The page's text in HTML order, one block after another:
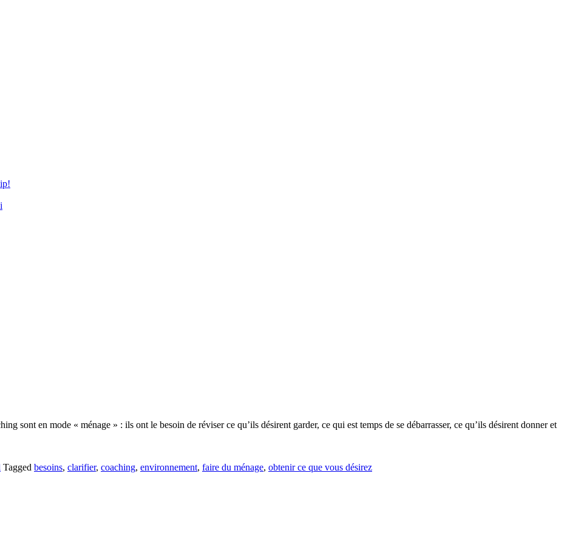
sont en mode « ménage » : ils ont le besoin de réviser ce qu’ils désirent garder, ce qui est temps de se débarrasser, ce qu’ils désirent donner et
Tagged besoins, clarifier, coaching, environnement, faire du ménage, obtenir ce que vous désirez